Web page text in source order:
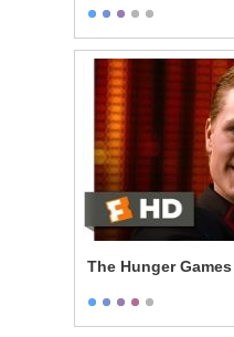
The Hunger